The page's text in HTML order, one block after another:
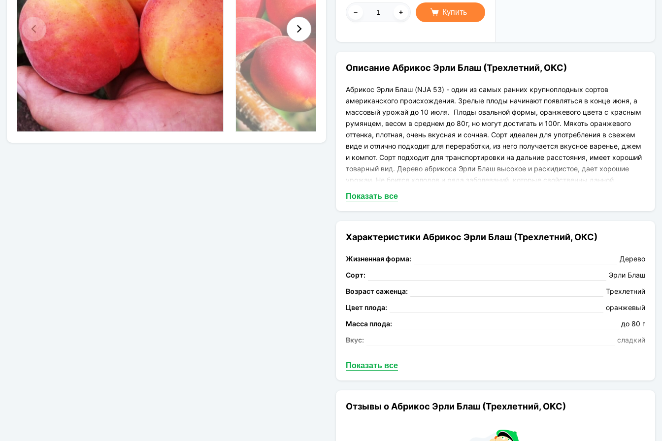
Травы
Овощи (на посадку)
Штамбовые ягодные кусты
Семена
Удобрения
Купить
Описание Абрикос Эрли Блаш (Трехлетний, ОКС)
Абрикос Эрли Блаш (NJA 53) - один из самых ранних крупноплодных сортов
американского происхождения. Зрелые плоды начинают появляться в конце июня, а
массовый урожай до 10 июля. Плоды овальной формы, оранжевого цвета с красным
румянцем, весом в среднем до 80г, но могут достигать и 100г. Мякоть оранжевого
оттенка, плотная, очень вкусная и сочная. Сорт идеален для употребления в свежем
виде и отлично подходит для переработки, из него получается вкусное варенье, джем
и компот. Сорт подходит для транспортировки на дальние расстояния, имеет хороший
товарный вид. Дерево абрикоса Эрли Блаш высокое и раскидистое, дает хорошие
урожаи. Не боится холодов и ряда заболеваний, которые свойственны данной
культуре. Абрикос - не только вкусный фрукт, он еще и источник целого комплекса
витаминов, которые жизненно важны для каждого человека.
Показать все
Характеристики Абрикос Эрли Блаш (Трехлетний, ОКС)
Жизненная форма:
Дерево
Сорт:
Эрли Блаш
Возраст саженца:
Трехлетний
Цвет плода:
оранжевый
Масса плода:
до 80 г
Вкус:
сладкий
Опыление:
Род:
Показать все
Отзывы о Абрикос Эрли Блаш (Трехлетний, ОКС)